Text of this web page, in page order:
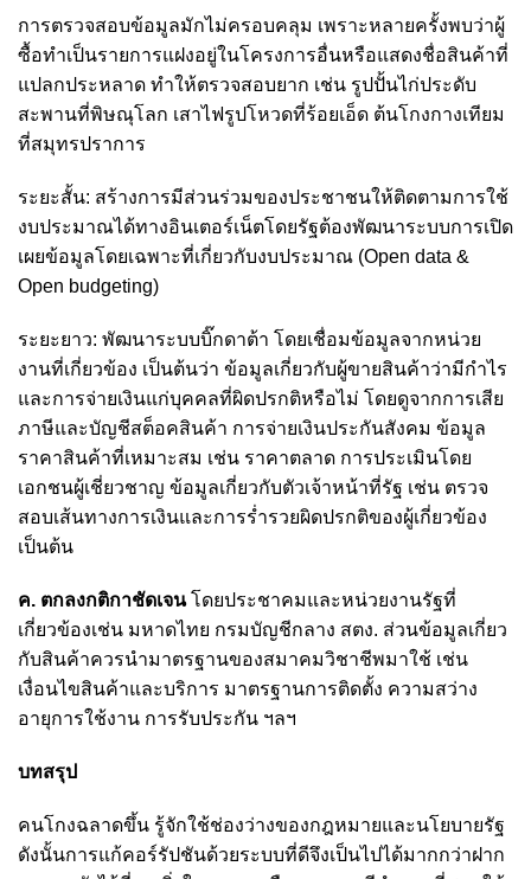
การตรวจสอบข้อมูลมักไม่ครอบคลุม เพราะหลายครั้งพบว่าผู้
ซื้อทำเป็นรายการแฝงอยู่ในโครงการอื่นหรือแสดงชื่อสินค้าที่
แปลกประหลาด ทำให้ตรวจสอบยาก เช่น รูปปั้นไก่ประดับ
สะพานที่พิษณุโลก เสาไฟรูปโหวดที่ร้อยเอ็ด ต้นโกงกางเทียม
ที่สมุทรปราการ
ระยะสั้น: สร้างการมีส่วนร่วมของประชาชนให้ติดตามการใช้
งบประมาณได้ทางอินเตอร์เน็ตโดยรัฐต้องพัฒนาระบบการเปิด
เผยข้อมูลโดยเฉพาะที่เกี่ยวกับงบประมาณ (Open data &
Open budgeting)
ระยะยาว: พัฒนาระบบบิ๊กดาต้า โดยเชื่อมข้อมูลจากหน่วย
งานที่เกี่ยวข้อง เป็นต้นว่า ข้อมูลเกี่ยวกับผู้ขายสินค้าว่ามีกำไร
และการจ่ายเงินแก่บุคคลที่ผิดปรกติหรือไม่ โดยดูจากการเสีย
ภาษีและบัญชีสต็อคสินค้า การจ่ายเงินประกันสังคม ข้อมูล
ราคาสินค้าที่เหมาะสม เช่น ราคาตลาด การประเมินโดย
เอกชนผู้เชี่ยวชาญ ข้อมูลเกี่ยวกับตัวเจ้าหน้าที่รัฐ เช่น ตรวจ
สอบเส้นทางการเงินและการร่ำรวยผิดปรกติของผู้เกี่ยวข้อง
เป็นต้น
ค. ตกลงกติกาชัดเจนโดยประชาคมและหน่วยงานรัฐที่
เกี่ยวข้องเช่น มหาดไทย กรมบัญชีกลาง สตง. ส่วนข้อมูลเกี่ยว
กับสินค้าควรนำมาตรฐานของสมาคมวิชาชีพมาใช้ เช่น
เงื่อนไขสินค้าและบริการ มาตรฐานการติดตั้ง ความสว่าง
อายุการใช้งาน การรับประกัน ฯลฯ
บทสรุป
คนโกงฉลาดขึ้น รู้จักใช้ช่องว่างของกฎหมายและนโยบายรัฐ
ดังนั้นการแก้คอร์รัปชันด้วยระบบที่ดีจึงเป็นไปได้มากกว่าฝาก